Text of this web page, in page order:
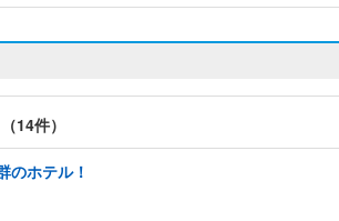
14件）
のホテル！